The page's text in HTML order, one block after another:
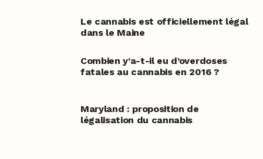
Le cannabis est officiellement légal
dans le Maine
Combien y’a-t-il eu d’overdoses
fatales au cannabis en 2016 ?
Maryland : proposition de
légalisation du cannabis